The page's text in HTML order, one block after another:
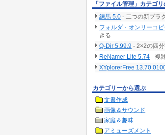
「ファイル管理」カテゴ
練馬 5.0 - 二つの新プラ
フォルダ・オンリーコ
きる
Q-Dir 5.99.9 - 2×2の四
ReNamer Lite 5.74 - 複
XYplorerFree
カテゴリーから選ぶ
文書作成
画像＆サウンド
家庭＆趣味
アミューズメント